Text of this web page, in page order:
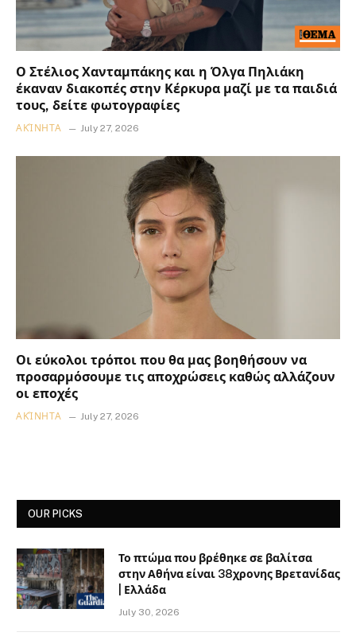
Ο Στέλιος Χανταμπάκης και η Όλγα Πηλιάκη
έκαναν διακοπές στην Κέρκυρα μαζί με τα παιδιά
τους, δείτε φωτογραφίες
ΑΚΊΝΗΤΑ July 27, 2026
Οι εύκολοι τρόποι που θα μας βοηθήσουν να
προσαρμόσουμε τις αποχρώσεις καθώς αλλάζουν
οι εποχές
ΑΚΊΝΗΤΑ July 27, 2026
OUR PICKS
Το πτώμα που βρέθηκε σε βαλίτσα
στην Αθήνα είναι 38χρονης Βρετανίδας
| Ελλάδα
July 30, 2026